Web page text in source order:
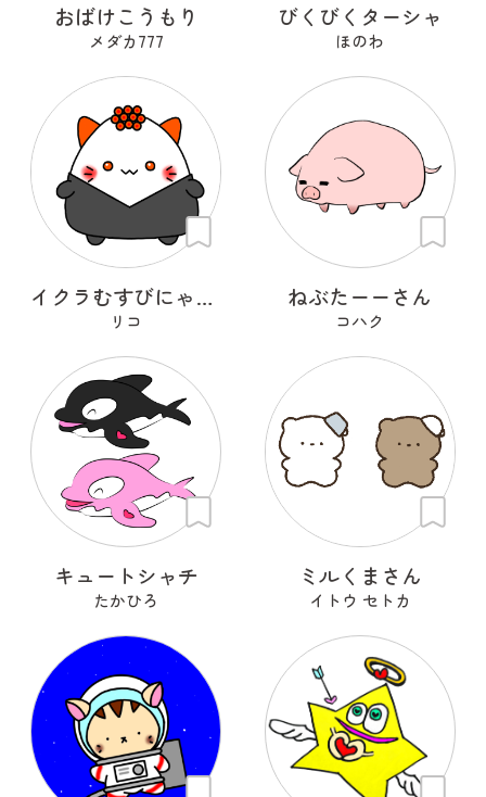
おばけこうもり
メダカ777
びくびくターシャ
ほのわ
イクラむすびにゃんこ
リコ
ねぶたーーさん
コハク
キュートシャチ
たかひろ
ミルくまさん
イトウ セトカ